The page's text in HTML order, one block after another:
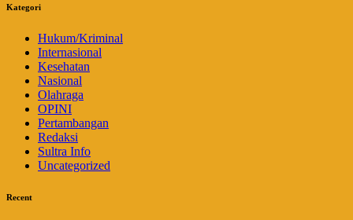
Kategori
Hukum/Kriminal
Internasional
Kesehatan
Nasional
Olahraga
OPINI
Pertambangan
Redaksi
Sultra Info
Uncategorized
Recent